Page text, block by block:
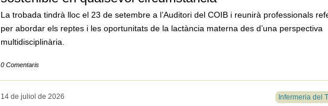
La trobada tindrà lloc el 23 de setembre a l’Auditori del COIB i reunirà professionals
per abordar els reptes i les oportunitats de la lactància materna des d’una perspectiva
multidisciplinària.
0 Comentaris
14 de juliol de 2026 Infermeria del